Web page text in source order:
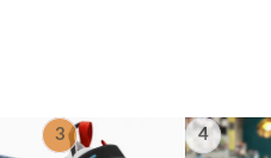
3 4